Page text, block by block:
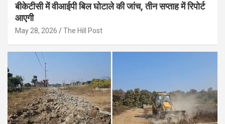
बीकेटीसी में वीआईपी बिल घोटाले की जांच, तीन सप्ताह में रिपोर्ट
आएगी
May 28, 2026 The Hill Post